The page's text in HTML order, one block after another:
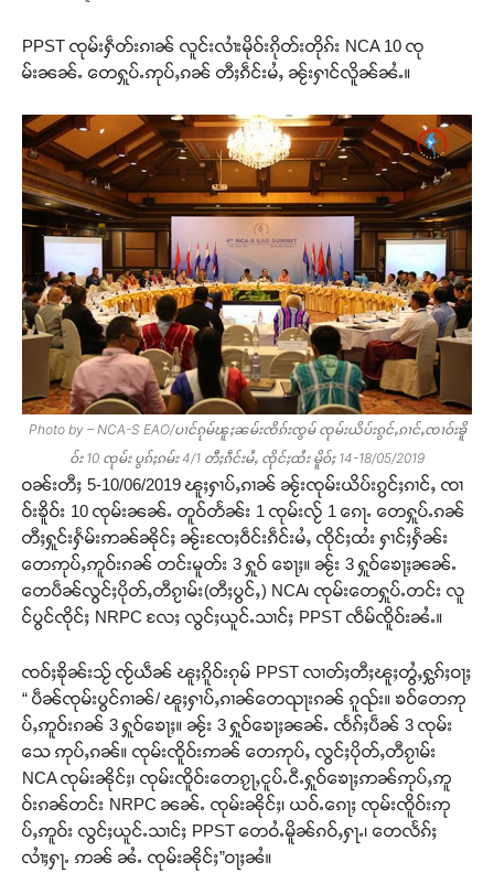
PPST ၸုမ်းႁဵတ်းၵၢၼ် လူင်းလၢႆးမိုဝ်းၵိုတ်းတိုၵ်း NCA 10 ၸု
မ်းၼၼ်ႉ တေႁူပ်ႉဢုပ်ႇၵၼ် တီႈၵဵင်းမႆႇ ၼႂ်းႁၢင်လိူၼ်ၼႆႉ။
Photo by – NCA-S EAO/ပၢင်ၵုမ်ၽူႈၼမ်းၸိၵ်းၸွမ် ၸုမ်းယိပ်းၵွင်ႇၵၢင်ႇၸၢဝ်းၶိူ
ဝ်း 10 ၸုမ်း ပွၵ်ႈၵမ်း 4/1 တီႈၵဵင်းမႆႇ ၸိုင်ႈထႆး မိူဝ်ႈ 14-18/05/2019
ဝၼ်းတီႈ 5-10/06/2019 ၽူႈႁၢပ်ႇၵၢၼ် ၼႂ်းၸုမ်းယိပ်းၵွင်ႈၵၢင်ႇ ၸၢ
ဝ်းၶိူဝ်း 10 ၸုမ်းၼၼ်ႉ တူဝ်တႅၼ်း 1 ၸုမ်းလႂ် 1 ၵေႃႉ တေႁူပ်ႉၵၼ်
တီႈႁူင်းႁႅမ်းဢၼ်ၼိုင်ႈ ၼႂ်းၸႄႈဝဵင်းၵဵင်းမႆႇ ၸိုင်ႈထႆး ႁၢင်ႈႁႅၼ်း
တေဢုပ်ႇဢူဝ်းၵၼ် တင်းမူတ်း 3 ႁူဝ် ၶေႃႈ။ ၼႂ်း 3 ႁူဝ်ၶေႃႈၼၼ်ႉ
တေပဵၼ်လွင်ႈပိုတ်ႇတီၵႂၢမ်း(တီႈပွင်ႇ) NCA၊ ၸုမ်းတေႁူပ်ႉတင်း လူ
င်ပွင်ၸိုင်ႈ NRPC လႄႈ လွင်ႈယူင်ႉသၢင်ႈ PPST ၸဵမ်ၸိူဝ်းၼႆႉ။
ၸဝ်ႈၶိုၼ်းသႂ် ၸႂ်ယဵၼ် ၽူႈၵိူဝ်းၵုမ် PPST လၢတ်ႈတီႈၽူႈတွႆႇႁွၵ်ႈဝႃႈ
“ ပဵၼ်ၸုမ်းပွင်ၵၢၼ်/ ၽူႈႁၢပ်ႇၵၢၼ်တေၺႃးၵၼ် ၵူၺ်း။ ၶဝ်တေဢု
ပ်ႇဢူဝ်းၵၼ် 3 ႁူဝ်ၶေႃႈ။ ၼႂ်း 3 ႁူဝ်ၶေႃႈၼၼ်ႉ ၸႅၵ်ႈပဵၼ် 3 ၸုမ်း
သေ ဢုပ်ႇၵၼ်။ ၸုမ်းၸိူဝ်းဢၼ် တေဢုပ်ႇ လွင်ႈပိုတ်ႇတီၵႂၢမ်း
NCA ၸုမ်းၼိုင်ႈ၊ ၸုမ်းၸိူဝ်းတေၵႂႃႇငူပ်ႉငီႉႁူဝ်ၶေႃႈဢၼ်ဢုပ်ႇဢူ
ဝ်းၵၼ်တင်း NRPC ၼၼ်ႉ ၸုမ်းၼိုင်ႈ၊ ယဝ်ႉၵေႃႈ ၸုမ်းၸိူဝ်းဢု
ပ်ႇဢူဝ်း လွင်ႈယူင်ႉသၢင်ႈ PPST တေဝႆႉမိူၼ်ၵဝ်ႇႁႃႉ၊ တေလႅၵ်ႈ
လၢႆႈႁႃႉ ဢၼ် ၼႆႉ ၸုမ်းၼိုင်ႈ”ဝႃႈၼႆ။